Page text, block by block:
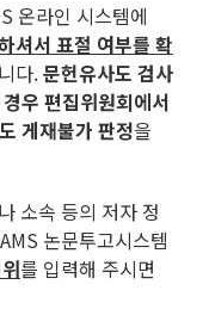
온라인 시스템에
셔서 표절 여부를 확
다.문헌유사도 검사
우 편집위원회에서
게재불가 판정을
소속 등의 저자 정
논문투고시스템
를 입력해 주시면